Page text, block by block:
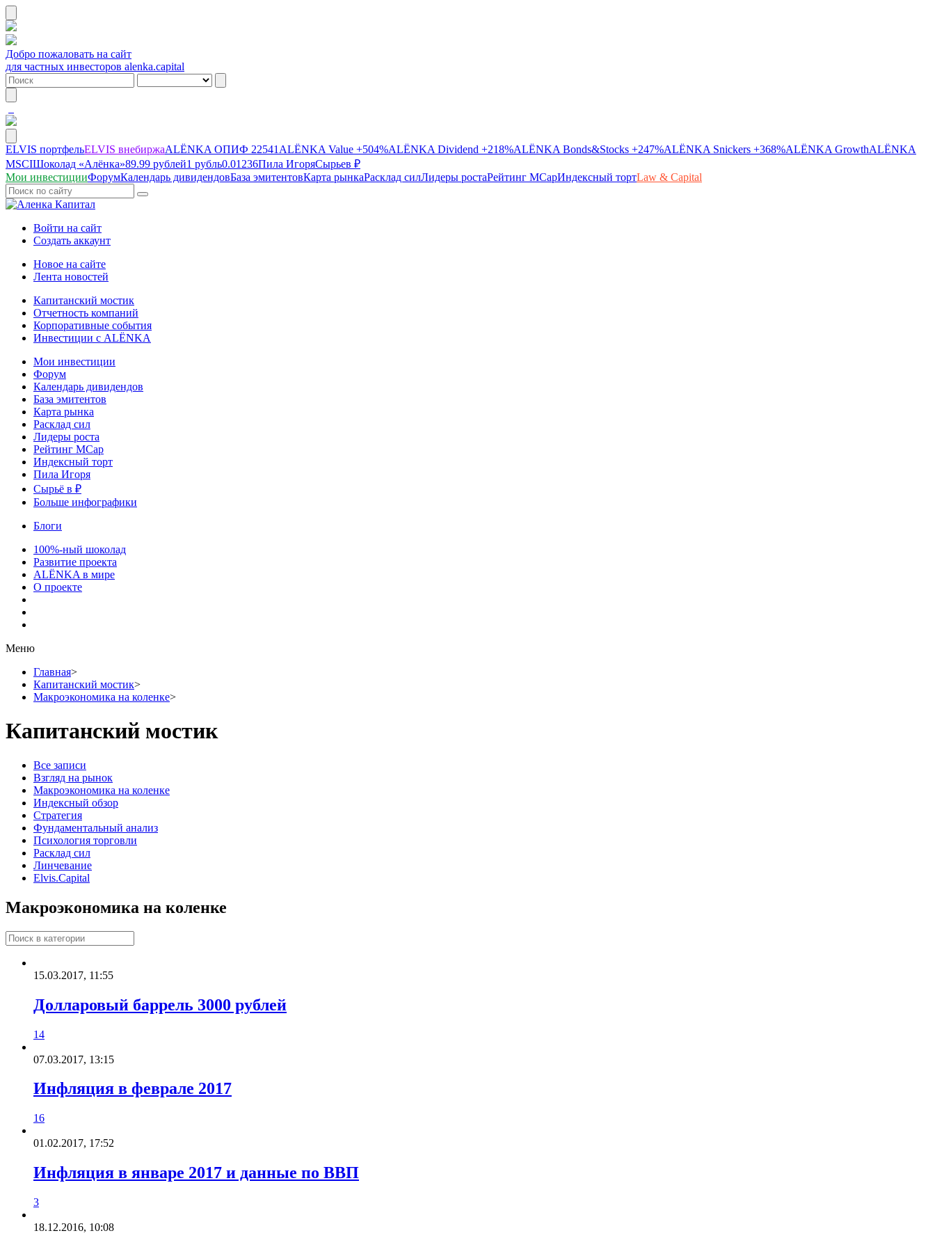
Добро пожаловать на сайт
для частных инвесторов alenka.capital
ELVIS портфельELVIS внебиржаALЁNKA ОПИФ 22541 ALЁNKA Value +504%ALЁNKA Dividend +218%ALЁNKA Bonds&Stocks +247%ALЁNKA Snickers +368%ALЁNKA GrowthALЁNKA
MSCIШоколад «Алёнка»89.99 рублей1 рубль0.01236Пила ИгоряСырьев ₽
Мои инвестицииФорумКалендарь дивидендовБаза эмитентовКарта рынкаРасклад силЛидеры ростаРейтинг MCapИндексный тортLaw & Capital
Войти на сайт
Создать аккаунт
Новое на сайте
Лента новостей
Капитанский мостик
Отчетность компаний
Корпоративные события
Инвестиции с ALЁNKA
Мои инвестиции
Форум
Календарь дивидендов
База эмитентов
Карта рынка
Расклад сил
Лидеры роста
Рейтинг MCap
Индексный торт
Пила Игоря
Сырьё в ₽
Больше инфографики
Блоги
100%-ный шоколад
Развитие проекта
ALЁNKA в мире
О проекте
Меню
Главная>
Капитанский мостик>
Макроэкономика на коленке>
Капитанский мостик
Все записи
Взгляд на рынок
Макроэкономика на коленке
Индексный обзор
Стратегия
Фундаментальный анализ
Психология торговли
Расклад сил
Линчевание
Elvis.Capital
Макроэкономика на коленке
15.03.2017, 11:55
Долларовый баррель 3000 рублей
14
07.03.2017, 13:15
Инфляция в феврале 2017
16
01.02.2017, 17:52
Инфляция в январе 2017 и данные по ВВП
3
18.12.2016, 10:08